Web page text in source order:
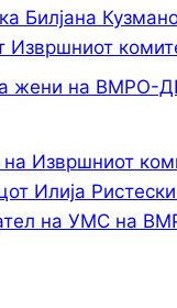
Билјана
Извршниот
жени на ВМРО-